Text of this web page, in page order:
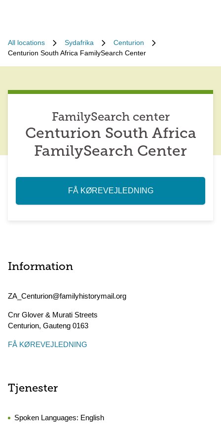
All locations Sydafrika
Centurion
Centurion South Africa FamilySearch Center
FamilySearch center
Centurion South Africa
FamilySearch Center
FÅ KØREVEJLEDNING
Information
ZA_Centurion@familyhistorymail.org
Cnr Glover & Murati Streets
Centurion, Gauteng 0163
FÅ KØREVEJLEDNING
Tjenester
Spoken Languages: English